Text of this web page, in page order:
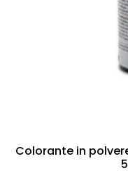
Colorante in